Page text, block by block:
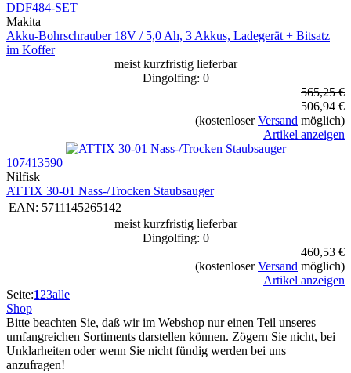
DDF484-SET
Makita
Akku-Bohrschrauber 18V / 5,0 Ah, 3 Akkus, Ladegerät + Bitsatz
im Koffer
meist kurzfristig lieferbar
Dingolfing: 0
565,25 €
506,94 €
(kostenloserVersand möglich)
Artikel anzeigen
107413590
Nilfisk
ATTIX 30-01 Nass-/Trocken Staubsauger
EAN: 5711145265142
meist kurzfristig lieferbar
Dingolfing: 0
460,53 €
(kostenloserVersand möglich)
Artikel anzeigen
Seite:123alle
Shop
Bitte beachten Sie, daß wir im Webshop nur einen Teil unseres
umfangreichen Sortiments darstellen können. Zögern Sie nicht, bei
Unklarheiten oder wenn Sie nicht fündig werden bei uns
anzufragen!